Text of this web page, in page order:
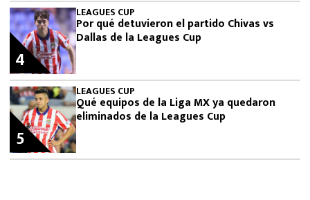
LEAGUES CUP
Por qué detuvieron el partido Chivas vs
Dallas de la Leagues Cup
4
LEAGUES CUP
Qué equipos de la Liga MX ya quedaron
eliminados de la Leagues Cup
5